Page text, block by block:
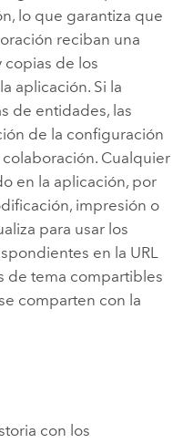
lo que garantiza que
reciban una
copias de los
aplicación. Si la
de entidades, las
de la configuración
Cualquier
en la aplicación, por
impresión o
para usar los
en la URL
de tema compartibles
comparten con la
con los